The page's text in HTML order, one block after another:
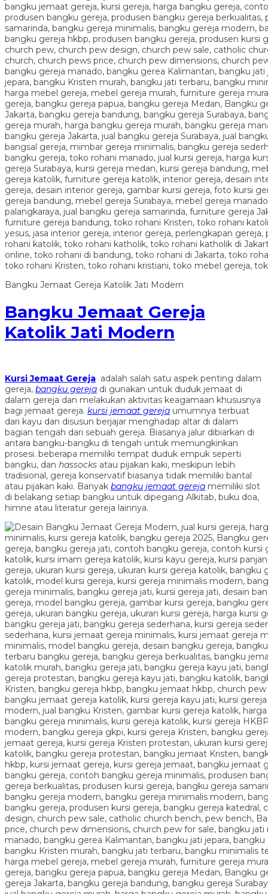
Bangku Jemaat Gereja Katolik Jati Modern
Bangku Jemaat Gereja
Katolik Jati Modern
Kursi Jemaat Gereja adalah salah satu aspek penting dalam
gereja, bangku gereja di gunakan untuk duduk jemaat di
dalam gereja dan melakukan aktivitas keagamaan khususnya
bagi jemaat gereja. kursi jemaat gereja umumnya terbuat
dari kayu dan disusun berjajar menghadap altar di dalam
bagian tengah dari sebuah gereja. Biasanya jalur dibiarkan di
antara bangku-bangku di tengah untuk memungkinkan
prosesi. beberapa memiliki tempat duduk empuk seperti
bangku, dan hassocks atau pijakan kaki, meskipun lebih
tradisional, gereja konservatif biasanya tidak memiliki bantal
atau pijakan kaki. Banyak bangku jemaat gereja memiliki slot
di belakang setiap bangku untuk dipegang Alkitab, buku doa,
himne atau literatur gereja lainnya.